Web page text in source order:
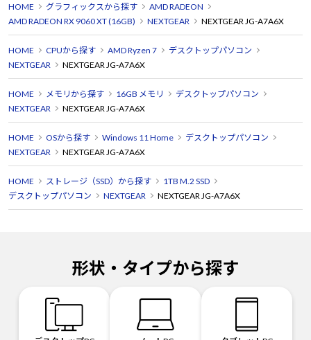
HOME グラフィックスから探す
AMD RADEON
AMD RADEON RX 9060 XT (16GB)
NEXTGEAR NEXTGEAR JG-A7A6X
HOME CPUから探す AMD Ryzen 7
デスクトップパソコン
NEXTGEAR
NEXTGEAR JG-A7A6X
HOME メモリから探す 16GB メモリ
デスクトップパソコン
NEXTGEAR
NEXTGEAR JG-A7A6X
HOME OSから探す Windows 11 Home
デスクトップパソコン
NEXTGEAR
NEXTGEAR JG-A7A6X
HOME ストレージ（SSD）から探す
1TB M.2 SSD
デスクトップパソコン
NEXTGEAR NEXTGEAR JG-A7A6X
形状・タイプから探す